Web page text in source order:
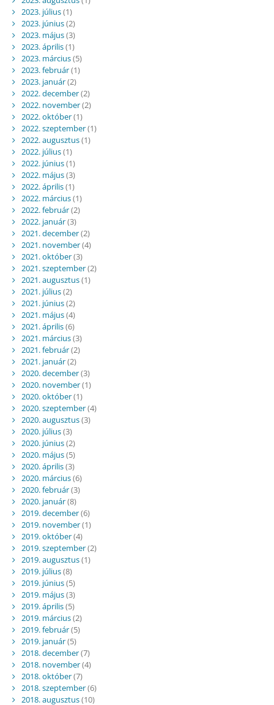
2023. július(1)
2023. június(2)
2023. május(3)
2023. április(1)
2023. március(5)
2023. február(1)
2023. január(2)
2022. december(2)
2022. november(2)
2022. október(1)
2022. szeptember(1)
2022. augusztus(1)
2022. július(1)
2022. június(1)
2022. május(3)
2022. április(1)
2022. március(1)
2022. február(2)
2022. január(3)
2021. december(2)
2021. november(4)
2021. október(3)
2021. szeptember(2)
2021. augusztus(1)
2021. július(2)
2021. június(2)
2021. május(4)
2021. április(6)
2021. március(3)
2021. február(2)
2021. január(2)
2020. december(3)
2020. november(1)
2020. október(1)
2020. szeptember(4)
2020. augusztus(3)
2020. július(3)
2020. június(2)
2020. május(5)
2020. április(3)
2020. március(6)
2020. február(3)
2020. január(8)
2019. december(6)
2019. november(1)
2019. október(4)
2019. szeptember(2)
2019. augusztus(1)
2019. július(8)
2019. június(5)
2019. május(3)
2019. április(5)
2019. március(2)
2019. február(5)
2019. január(5)
2018. december(7)
2018. november(4)
2018. október(7)
2018. szeptember(6)
2018. augusztus(10)